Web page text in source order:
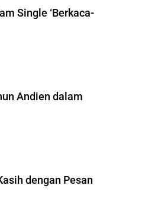
Single ‘Berkaca-
Andien dalam
dengan Pesan